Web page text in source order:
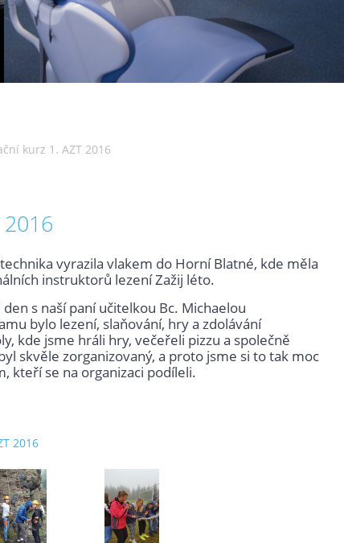
kurz 1. AZT 2016
vyrazila vlakem do Horní Blatné, kde měla
instruktorů lezení Zažij léto.
s naší paní učitelkou Bc. Michaelou
bylo lezení, slaňování, hry a zdolávání
kde jsme hráli hry, večeřeli pizzu a společně
skvěle zorganizovaný, a proto jsme si to tak moc
kteří se na organizaci podíleli.
2016